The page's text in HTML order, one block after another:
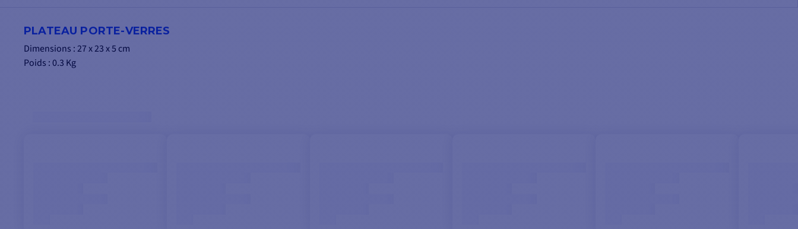
PLATEAU PORTE-VERRES
Dimensions : 27 x 23 x 5 cm
Poids : 0.3 Kg